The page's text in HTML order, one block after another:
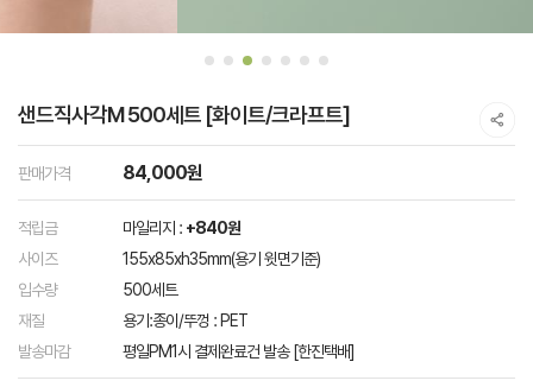
샌드직사각M 500세트 [화이트/크라프트]
판매가격 84,000원
적립금 마일리지 : +840원
사이즈
155x85xh35mm(용기 윗면기준)
입수량
500세트
재질
용기:종이/뚜껑 : PET
발송마감
평일PM1시 결제완료건 발송 [한진택배]